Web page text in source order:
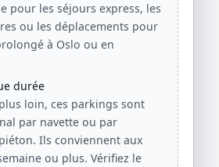
pour les séjours express, les
ou les déplacements pour
à Oslo ou en
durée
loin, ces parkings sont
par navette ou par
Ils conviennent aux
ou plus. Vérifiez le